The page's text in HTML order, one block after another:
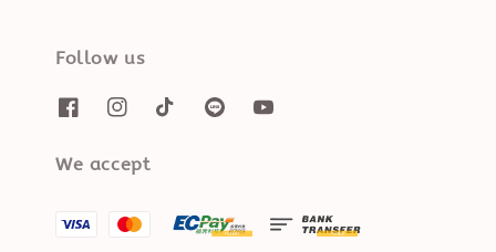
Follow us
We accept